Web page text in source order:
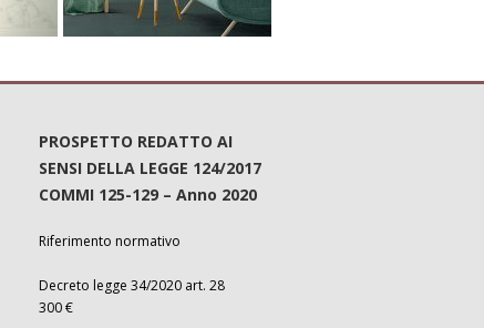
PROSPETTO REDATTO AI
SENSI DELLA LEGGE 124/2017
COMMI 125-129 – Anno 2020
Riferimento normativo
Decreto legge 34/2020 art. 28
300 €